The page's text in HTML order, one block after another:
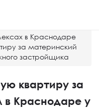
в Краснодаре
за материнский
застройщика
квартиру за
в Краснодаре у